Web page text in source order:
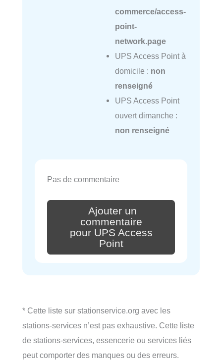
commerce/access-
point-
network.page
UPS Access Point à
domicile : non
renseigné
UPS Access Point
ouvert dimanche :
non renseigné
Pas de commentaire
Ajouter un
commentaire
pour UPS Access
Point
* Cette liste sur stationservice.org avec les
stations-services n’est pas exhaustive. Cette liste
de stations-services, essencerie ou services liés
peut comporter des manques ou des erreurs.